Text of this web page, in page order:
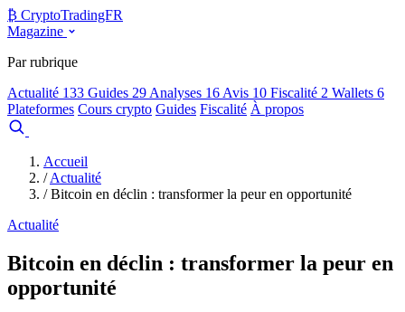
₿ CryptoTradingFR
Magazine
Par rubrique
Actualité 133 Guides 29 Analyses 16 Avis 10 Fiscalité 2 Wallets 6
Plateformes Cours crypto Guides Fiscalité À propos
Accueil
/ Actualité
/ Bitcoin en déclin : transformer la peur en opportunité
Actualité
Bitcoin en déclin : transformer la peur en
opportunité